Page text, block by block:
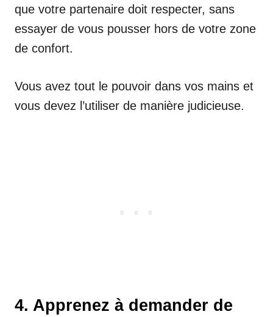
que votre partenaire doit respecter, sans
essayer de vous pousser hors de votre zone
de confort.
Vous avez tout le pouvoir dans vos mains et
vous devez l’utiliser de manière judicieuse.
4. Apprenez à demander de